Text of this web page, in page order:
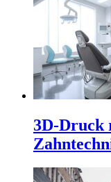
3D-Druck